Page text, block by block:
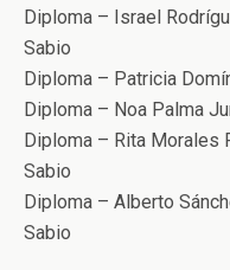
Diploma – Israel
Sabio
Diploma – Patricia
Diploma – Noa Palma
Diploma – Rita Morales
Sabio
Diploma – Alberto
Sabio